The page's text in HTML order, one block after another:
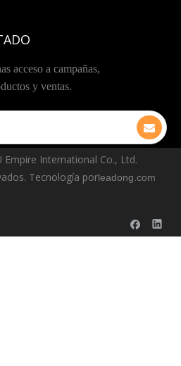
acceso a campañas,
y ventas.
Empire International Co., Ltd.
Tecnología porleadong.com